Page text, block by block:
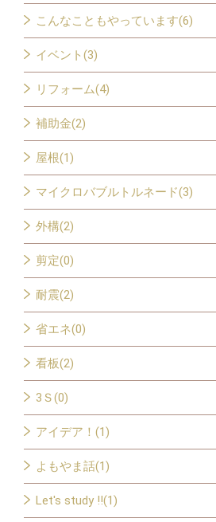
こんなこともやっています(6)
イベント(3)
リフォーム(4)
補助金(2)
屋根(1)
マイクロバブルトルネード(3)
外構(2)
剪定(0)
耐震(2)
省エネ(0)
看板(2)
3Ｓ(0)
アイデア！(1)
よもやま話(1)
Let's study !!(1)